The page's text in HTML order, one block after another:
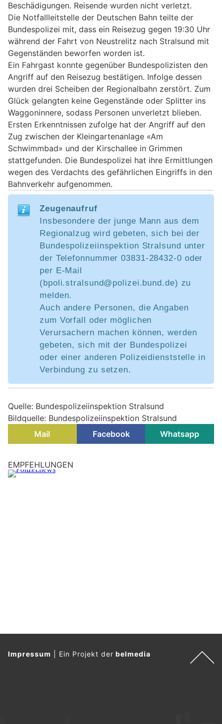
Beschädigungen. Reisende wurden nicht verletzt.
Die Notfallleitstelle der Deutschen Bahn teilte der
Bundespolizei mit, dass ein Reisezug gegen 19:30 Uhr
während der Fahrt von Neustrelitz nach Stralsund mit
Gegenständen beworfen worden ist.
Ein Fahrgast konnte gegenüber Bundespolizisten den
Angriff auf den Reisezug bestätigen. Infolge dessen
wurden drei Scheiben der Regionalbahn zerstört. Zum
Glück gelangten keine Gegenstände oder Splitter ins
Waggoninnere, sodass Personen unverletzt blieben.
Ersten Erkenntnissen zufolge hat der Angriff auf den
Zug zwischen der Kleingartenanlage «Am
Schwimmbad» und der Kirschallee in Grimmen
stattgefunden. Die Bundespolizei hat ihre Ermittlungen
wegen des Verdachts des gefährlichen Eingriffs in den
Bahnverkehr aufgenommen.
Zeugenaufruf
Insbesondere der junge Mann aus dem
Regionalzug wird gebeten, sich bei der
Bundespolizeiinspektion Stralsund unter
der Telefonnummer 03831-28432-0 oder
per E-Mail
(bpoli.stralsund@polizei.bund.de) zu
melden.
Auch andere Personen, die Angaben
zum Vorfall oder möglichen
Verursachern machen können, werden
gebeten, sich mit der Bundespolizei
oder einer anderen Polizeidienststelle in
Verbindung zu setzen.
Quelle: Bundespolizeiinspektion Stralsund
Bildquelle: Bundespolizeiinspektion Stralsund
Mail
Facebook Whatsapp
Barth, MV: Einbrecher stehlen Tennisschläger